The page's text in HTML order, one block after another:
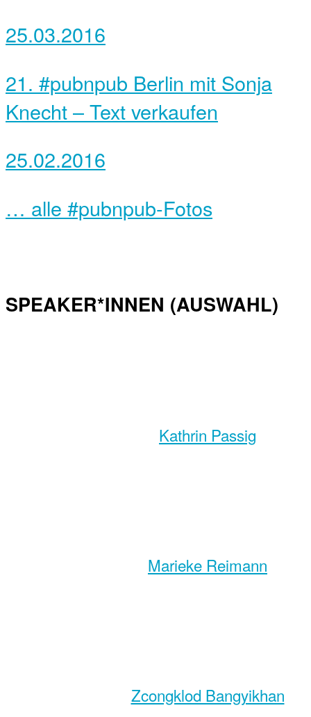
25.03.2016
21. #pubnpub Berlin mit Sonja
Knecht – Text verkaufen
25.02.2016
… alle #pubnpub-Fotos
SPEAKER*INNEN (AUSWAHL)
Kathrin Passig
Marieke Reimann
Zcongklod Bangyikhan